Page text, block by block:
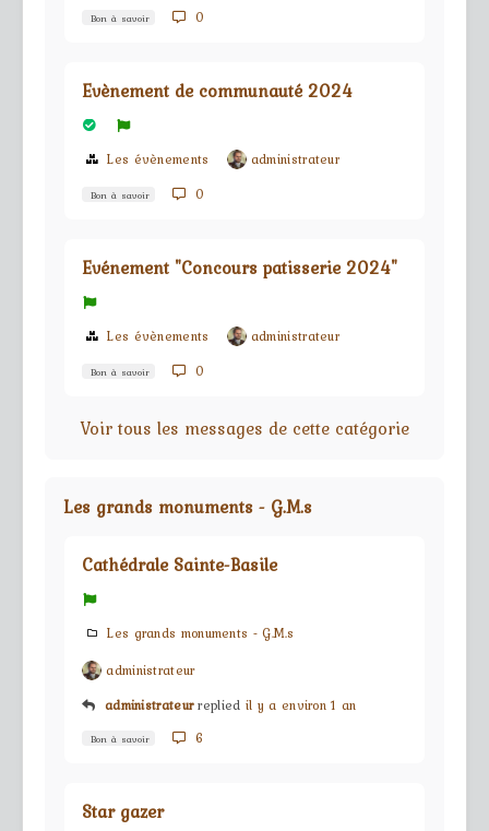
Bon à savoir 0
Evènement de communauté 2024
Les évènements administrateur
Bon à savoir 0
Evénement "Concours patisserie 2024"
Les évènements administrateur
Bon à savoir 0
Voir tous les messages de cette catégorie
Les grands monuments - G.M.s
Cathédrale Sainte-Basile
Les grands monuments - G.M.s
administrateur
administrateur replied il y a environ 1 an
Bon à savoir 6
Star gazer